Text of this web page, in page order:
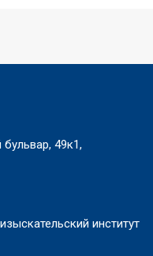
49к1,
институт